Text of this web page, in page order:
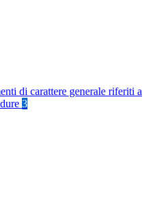
di carattere generale riferiti a
3